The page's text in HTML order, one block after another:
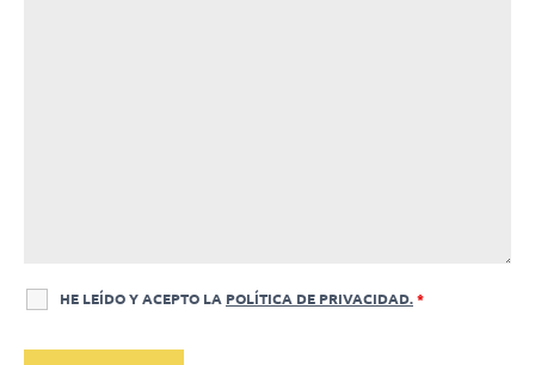
HE LEÍDO Y ACEPTO LA POLÍTICA DE PRIVACIDAD.*